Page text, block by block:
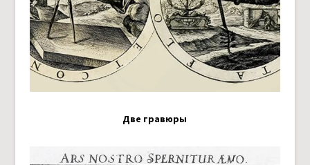
Две гравюры